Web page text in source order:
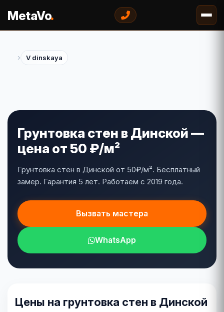
MetaVo.
› V dinskaya
Грунтовка стен в Динской —
цена от 50 ₽/м²
Грунтовка стен в Динской от 50₽/м². Бесплатный
замер. Гарантия 5 лет. Работаем с 2019 года.
Вызвать мастера
WhatsApp
Цены на грунтовка стен в Динской